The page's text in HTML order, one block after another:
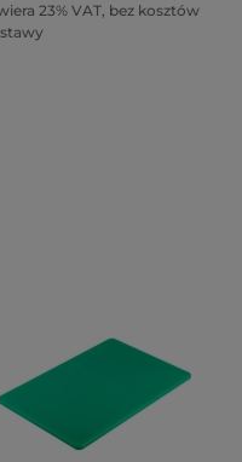
23% VAT, bez kosztów